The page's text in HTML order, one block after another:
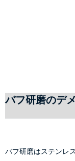
バフ研磨のデ
バフ研磨はステンレ